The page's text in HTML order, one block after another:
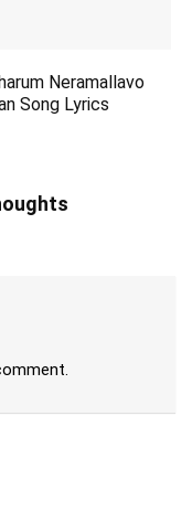
Neramallavo
Song Lyrics